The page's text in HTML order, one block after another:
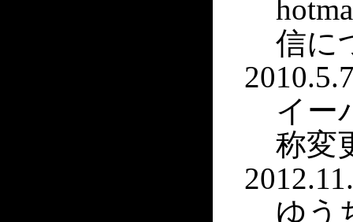
信に
イー
称変
ゆう